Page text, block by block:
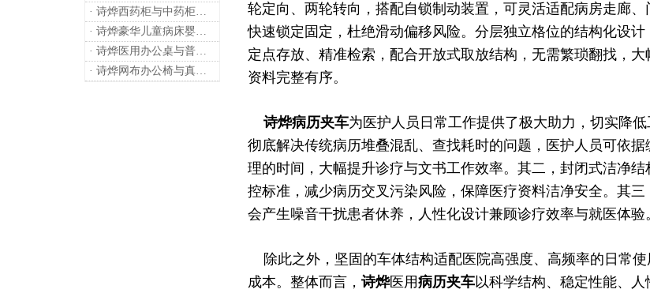
· 诗烨西药柜与中药柜的区别及采购选择影响分析
· 诗烨豪华儿童病床婴幼儿功能设计及使用效果
· 诗烨医用办公桌与普通办公桌的区别及医院采购优势
· 诗烨网布办公椅与真皮办公椅优势及选购指南
轮定向、两轮转向，搭配自锁制动装置，可灵活适配病房走廊
快速锁定固定，杜绝滑动偏移风险。分层独立格位的结构化设
定点存放、精准检索，配合开放式取放结构，无需繁琐翻找，
资料完整有序。
诗烨病历夹车为医护人员日常工作提供了极大助力，切实降
彻底解决传统病历堆叠混乱、查找耗时的问题，医护人员可依
理的时间，大幅提升诊疗与文书工作效率。其二，封闭式洁净
控标准，减少病历交叉污染风险，保障医疗资料洁净安全。其
会产生噪音干扰患者休养，人性化设计兼顾诊疗效率与就医体验
除此之外，坚固的车体结构适配医院高强度、高频率的日常
成本。整体而言， 诗烨医用病历夹车以科学结构、稳定性能、人